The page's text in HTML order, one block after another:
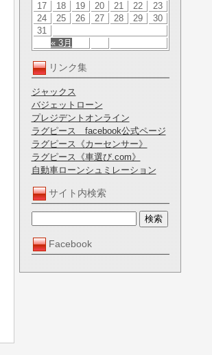
« 3月
17
18 19 20 21 22
23
24
25 26 27 28 29
30
31
リンク集
ジャックス
バジェットローン
プレジデントオンライン
ラグピース facebook公式ページ
ラグピース《カーセンサー》
ラグピース《車選び.com》
自動車ローンシュミレーション
サイト内検索
Facebook